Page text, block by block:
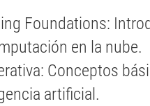
Foundations:
en la nube.
Conceptos
artificial.